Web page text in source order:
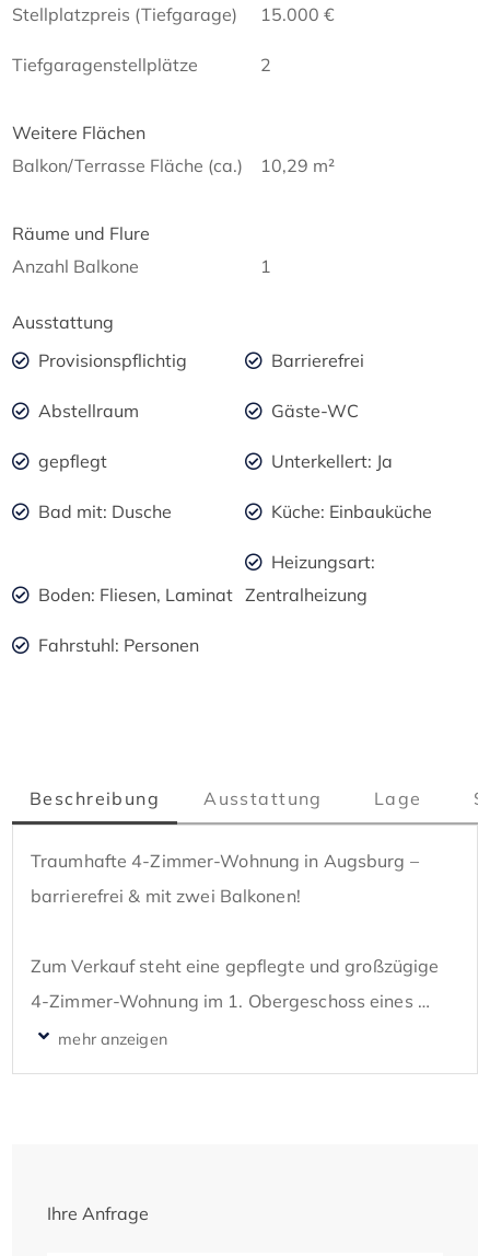
Stellplatzpreis (Tiefgarage) 15.000 €
Tiefgaragenstellplätze 2
Weitere Flächen
Balkon/Terrasse Fläche (ca.)
10,29 m²
Räume und Flure
Anzahl Balkone
1
Ausstattung
Provisionspflichtig
Barrierefrei
Abstellraum Gäste-WC
gepflegt Unterkellert: Ja
Bad mit: Dusche Küche: Einbauküche
Boden: Fliesen, Laminat
Heizungsart:
Zentralheizung
Fahrstuhl: Personen
Beschreibung Ausstattung Lage
Traumhafte 4-Zimmer-Wohnung in Augsburg –
barrierefrei & mit zwei Balkonen!
Zum Verkauf steht eine gepflegte und großzügige
4-Zimmer-Wohnung im 1. Obergeschoss eines
modernen Mehrfamilienhauses in Augsburg. Mit
einer Wohnfläche von ca. 90 m² bietet diese
Highlights der Wohnung:
Ihre Anfrage